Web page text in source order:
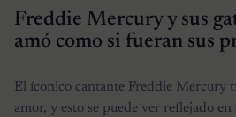
Freddie Mercury y sus
amó como si fueran sus
El íconico cantante Freddie Mercury
amor, y esto se puede ver reflejado en